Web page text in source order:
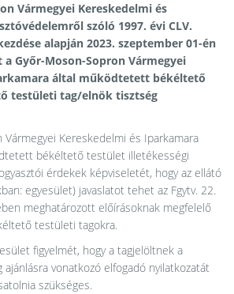
Vármegyei Kereskedelmi és
szóló 1997. évi CLV.
alapján 2023. szeptember 01-én
Győr-Moson-Sopron Vármegyei
által működtetett békéltető
testületi tag/elnök tisztség
Kereskedelmi és Iparkamara
békéltető testület illetékességi
érdekek képviseletét, hogy az ellátó
egyesület) javaslatot tehet az Fgytv. 22.
meghatározott előírásoknak megfelelő
testületi tagokra.
figyelmét, hogy a tagjelöltnek a
vonatkozó elfogadó nyilatkozatát
szükséges.